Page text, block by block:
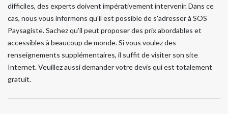
difficiles, des experts doivent impérativement intervenir. Dans ce
cas, nous vous informons qu'il est possible de s'adresser à SOS
Paysagiste. Sachez qu'il peut proposer des prix abordables et
accessibles à beaucoup de monde. Si vous voulez des
renseignements supplémentaires, il suffit de visiter son site
Internet. Veuillez aussi demander votre devis qui est totalement
gratuit.